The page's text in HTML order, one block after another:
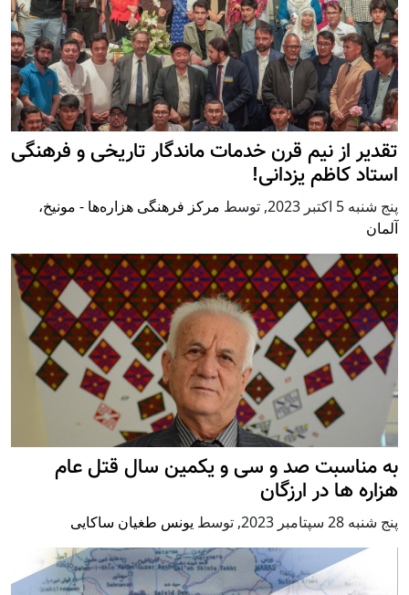
تقدیر از نیم قرن خدمات ماندگار تاریخی و فرهنگی
استاد کاظم یزدانی!
پنج شنبه 5 اكتبر 2023 , توسط مرکز فرهنگی هزاره‌ها - مونیخ،
آلمان
به مناسبت صد و سی و یکمین سال قتل عام
هزاره ها در ارزگان
پنج شنبه 28 سپتامبر 2023 , توسط یونس طغیان ساکایی